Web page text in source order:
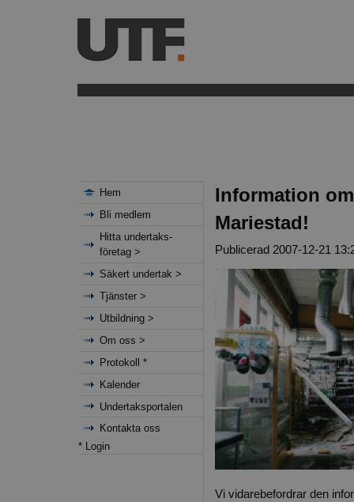
Information
Mariestad!
Publicerad 2007-12-21
Vi vidarebefordrar den
Hem
Bli medlem
Hitta undertaks-
företag >
Säkert undertak >
Tjänster >
Utbildning >
Om oss >
Protokoll *
Kalender
Undertaksportalen
Kontakta oss
* Login